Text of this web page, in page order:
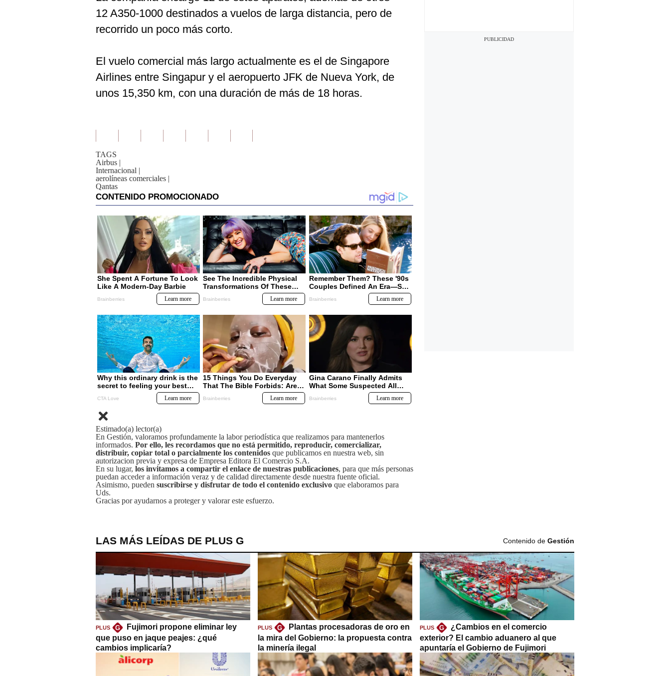
12 A350-1000 destinados a vuelos de larga distancia, pero de
recorrido un poco más corto.
El vuelo comercial más largo actualmente es el de Singapore
Airlines entre Singapur y el aeropuerto JFK de Nueva York, de
unos 15,350 km, con una duración de más de 18 horas.
TAGS
Airbus |
Internacional |
aerolíneas comerciales |
Qantas
Estimado(a) lector(a)
En Gestión, valoramos profundamente la labor periodística que realizamos para mantenerlos
informados. Por ello, les recordamos que no está permitido, reproducir, comercializar,
distribuir, copiar total o parcialmente los contenidos que publicamos en nuestra web, sin
autorizacion previa y expresa de Empresa Editora El Comercio S.A.
En su lugar, los invitamos a compartir el enlace de nuestras publicaciones, para que más personas
puedan acceder a información veraz y de calidad directamente desde nuestra fuente oficial.
Asimismo, pueden suscribirse y disfrutar de todo el contenido exclusivo que elaboramos para
Uds.
Gracias por ayudarnos a proteger y valorar este esfuerzo.
LAS MÁS LEÍDAS DE PLUS G Contenido de Gestión
PLUS G
Fujimori propone eliminar ley
que puso en jaque peajes: ¿qué
cambios implicaría?
PLUS G
Plantas procesadoras de oro en
la mira del Gobierno: la propuesta contra
la minería ilegal
PLUS G
¿Cambios en el comercio
exterior? El cambio aduanero al que
apuntaría el Gobierno de Fujimori